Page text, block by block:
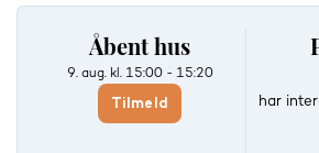
Åbent hus
9. aug. kl. 15:00 - 15:20
Tilmeld
har